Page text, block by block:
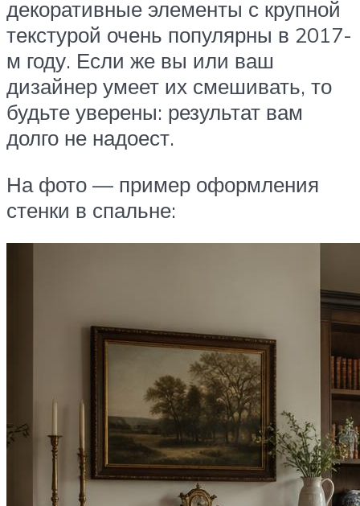
декоративные элементы с крупной
текстурой очень популярны в 2017-
м году. Если же вы или ваш
дизайнер умеет их смешивать, то
будьте уверены: результат вам
долго не надоест.
На фото — пример оформления
стенки в спальне: